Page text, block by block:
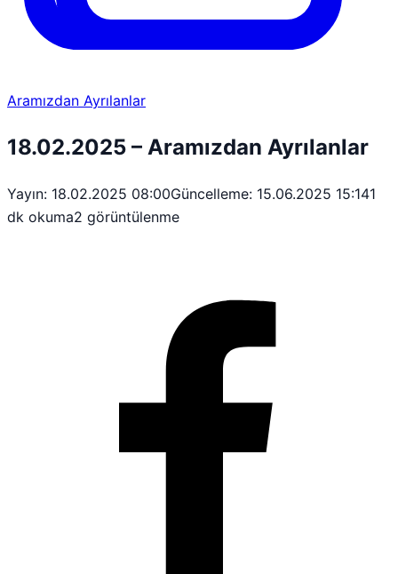
Aramızdan Ayrılanlar
18.02.2025 – Aramızdan Ayrılanlar
Yayın: 18.02.2025 08:00Güncelleme: 15.06.2025 15:141
dk okuma2 görüntülenme